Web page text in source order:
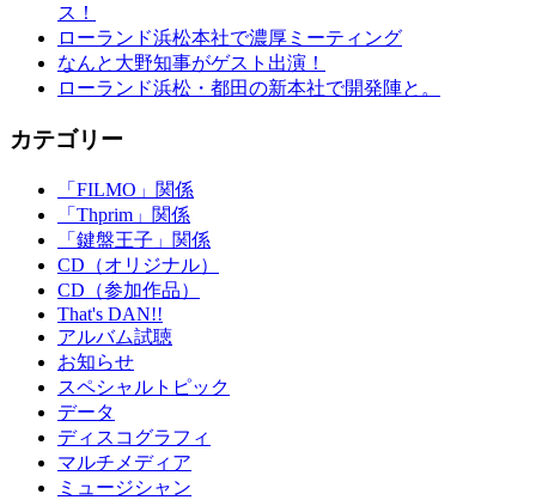
ス！
ローランド浜松本社で濃厚ミーティング
なんと大野知事がゲスト出演！
ローランド浜松・都田の新本社で開発陣と。
カテゴリー
「FILMO」関係
「Thprim」関係
「鍵盤王子」関係
CD（オリジナル）
CD（参加作品）
That's DAN!!
アルバム試聴
お知らせ
スペシャルトピック
データ
ディスコグラフィ
マルチメディア
ミュージシャン